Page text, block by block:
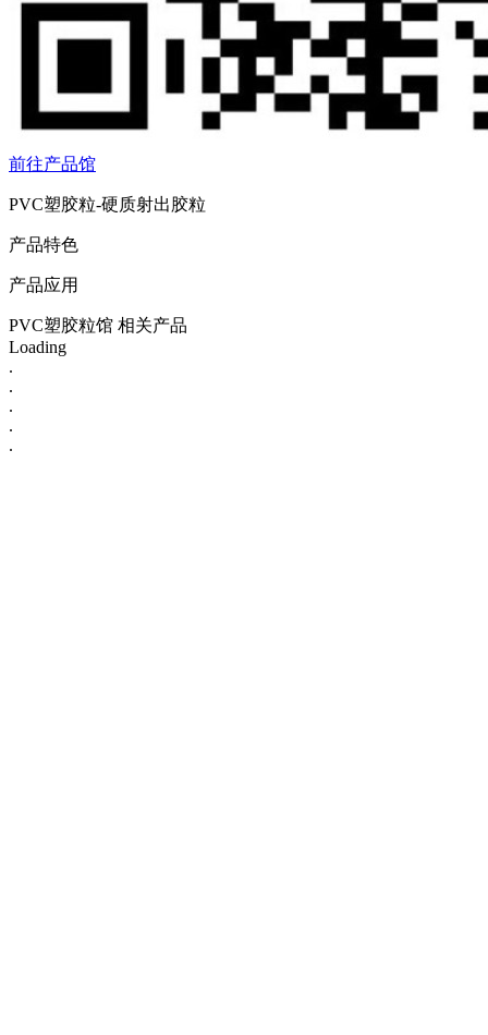
前往产品馆
PVC塑胶粒-硬质射出胶粒
产品特色
产品应用
PVC塑胶粒馆 相关产品
Loading
.
.
.
.
.